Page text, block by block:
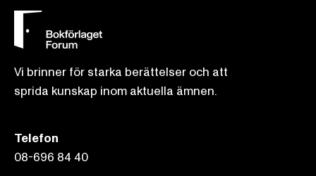
Vi brinner för starka berättelser och att
sprida kunskap inom aktuella ämnen.
Telefon
08-696 84 40